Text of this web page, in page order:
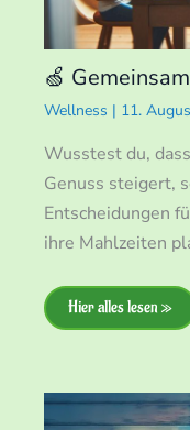
🍏
Wellness | 11.
Wusstest du,
Genuss steigert,
Entscheidungen
ihre Mahlzeiten
Hier alles lesen »